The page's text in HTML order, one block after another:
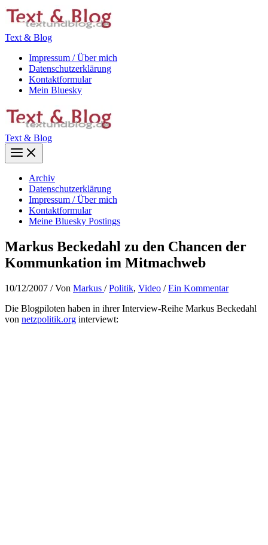
Zum
Inhalt
Text & Blog
Impressum / Über mich
Datenschutzerklärung
Kontaktformular
Mein Bluesky
Text & Blog
Main
Menu
Archiv
Datenschutzerklärung
Impressum / Über mich
Kontaktformular
Meine Bluesky Postings
Markus Beckedahl zu den Chancen der
Kommunkation im Mitmachweb
10/12/2007 / Von Markus /Politik, Video /Ein Kommentar
Die Blogpiloten haben in ihrer Interview-Reihe Markus Beckedahl
von netzpolitik.org interviewt: